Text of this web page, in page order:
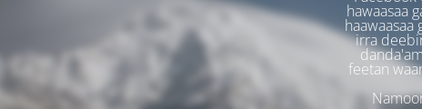
hawaasaa
haawaasaa
irra
feetan